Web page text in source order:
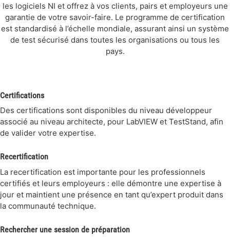
les logiciels NI et offrez à vos clients, pairs et employeurs une
garantie de votre savoir-faire. Le programme de certification
est standardisé à l’échelle mondiale, assurant ainsi un système
de test sécurisé dans toutes les organisations ou tous les
pays.
Certifications
Des certifications sont disponibles du niveau développeur
associé au niveau architecte, pour LabVIEW et TestStand, afin
de valider votre expertise.
Recertification
La recertification est importante pour les professionnels
certifiés et leurs employeurs : elle démontre une expertise à
jour et maintient une présence en tant qu’expert produit dans
la communauté technique.
Rechercher une session de préparation